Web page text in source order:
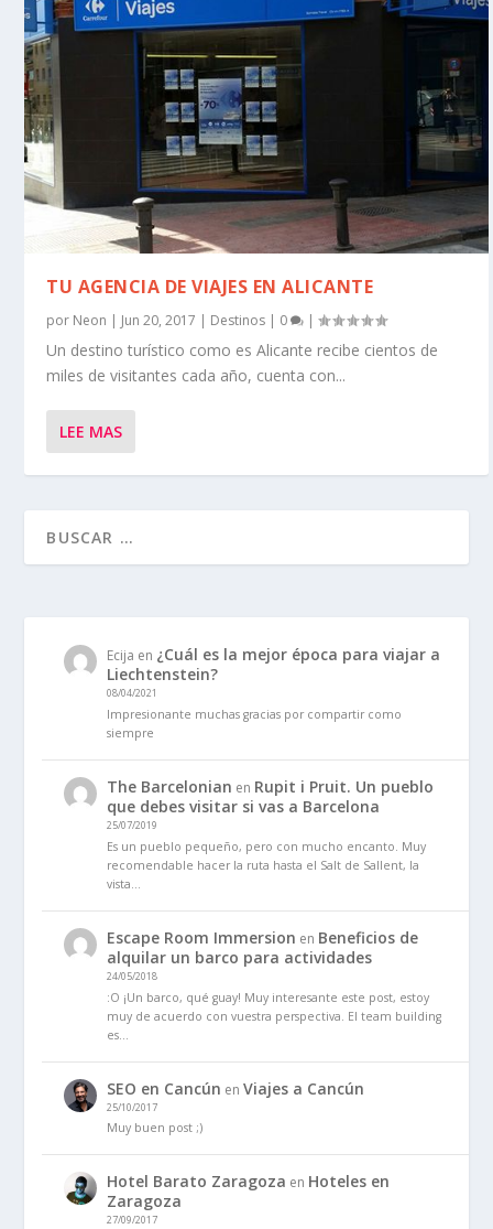
TU AGENCIA DE VIAJES EN ALICANTE
por Neon | Jun 20, 2017 | Destinos | 0 |
Un destino turístico como es Alicante recibe cientos de
miles de visitantes cada año, cuenta con...
LEE MAS
Ecija en ¿Cuál es la mejor época para viajar a
Liechtenstein?
08/04/2021
Impresionante muchas gracias por compartir como
siempre
The Barcelonian en Rupit i Pruit. Un pueblo
que debes visitar si vas a Barcelona
25/07/2019
Es un pueblo pequeño, pero con mucho encanto. Muy
recomendable hacer la ruta hasta el Salt de Sallent, la
vista…
Escape Room Immersion en Beneficios de
alquilar un barco para actividades
24/05/2018
:O ¡Un barco, qué guay! Muy interesante este post, estoy
muy de acuerdo con vuestra perspectiva. El team building
es…
SEO en Cancún enViajes a Cancún
25/10/2017
Muy buen post ;)
Hotel Barato Zaragoza en Hoteles en
Zaragoza
27/09/2017